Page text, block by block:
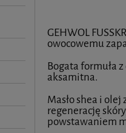
GEHWOL
owocowemu
Bogata formuła
aksamitna.
Masło shea i
regenerację
powstawaniem